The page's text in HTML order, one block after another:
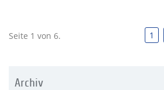
Seite 1 von 6. 1
Archiv